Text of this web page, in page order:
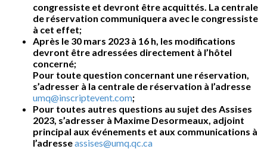
congressiste et devront être acquittés. La centrale
de réservation communiquera avec le congressiste
à cet effet;
Après le 30 mars 2023 à 16 h, les modifications
devront être adressées directement à l’hôtel
concerné;
Pour toute question concernant une réservation,
s’adresser à la centrale de réservation à l’adresse
umq@inscriptevent.com;
Pour toutes autres questions au sujet des Assises
2023, s’adresser à Maxime Desormeaux, adjoint
principal aux événements et aux communications à
l’adresseassises@umq.qc.ca